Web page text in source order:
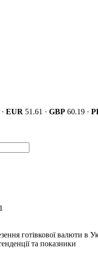
· EUR 51.61 · GBP 60.19 ·
готівкової валюти в
та показники